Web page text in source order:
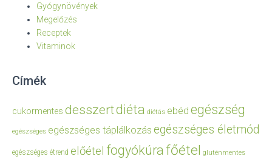
Gyógynövények
Megelőzés
Receptek
Vitaminok
Címék
cukormentes desszertdiéta diétás ebéd egészség
egészséges egészséges táplálkozás egészséges életmód
egészséges étrend előétel fogyókúrafőétel gluténmentes